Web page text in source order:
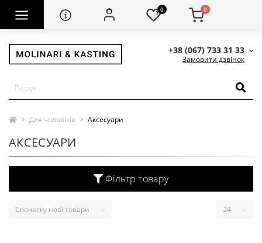
0 0
+38 (067) 733 31 33
Замовити дзвінок
Для чоловіків Аксесуари
АКСЕСУАРИ
Фільтр товару